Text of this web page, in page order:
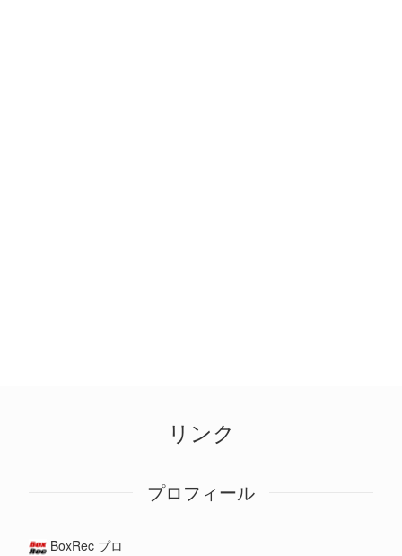
リンク
プロフィール
BoxRec プロ